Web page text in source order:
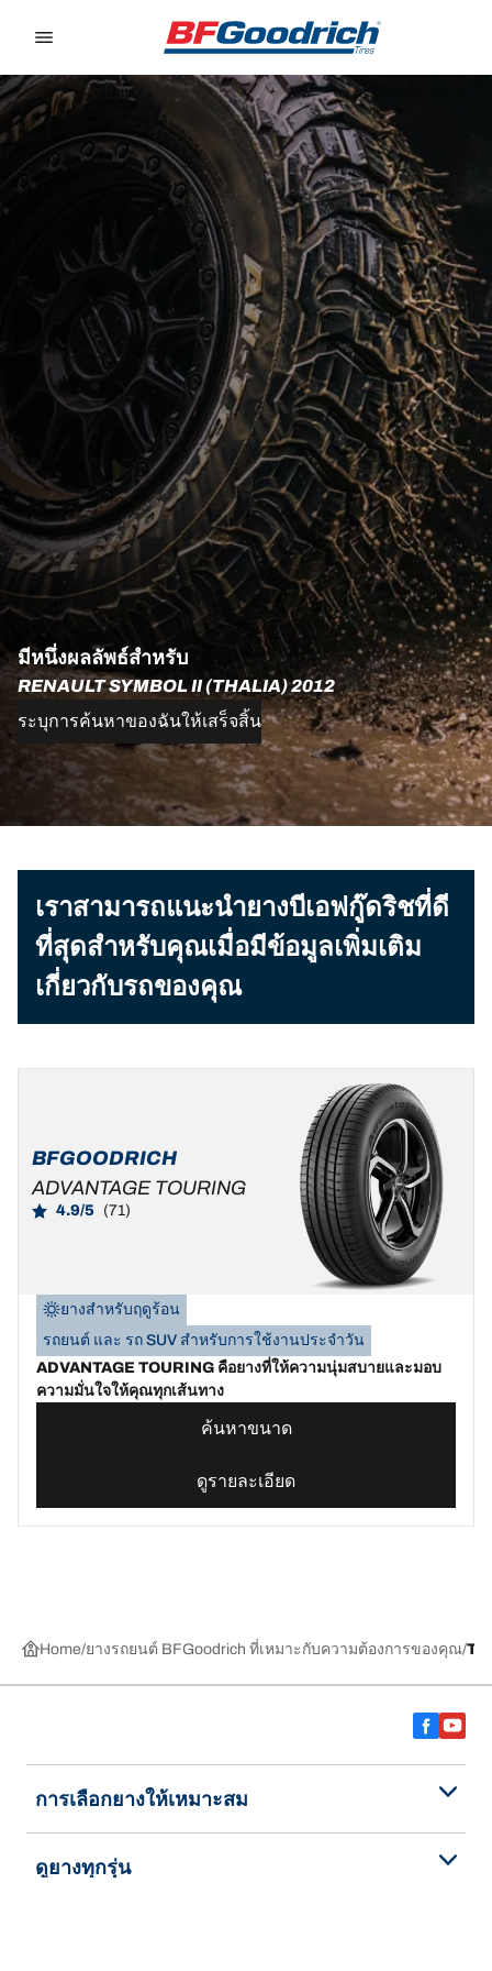
มีหนึ่งผลลัพธ์สำหรับ
RENAULT SYMBOL II (THALIA) 2012
ระบุการค้นหาของฉันให้เสร็จสิ้น
เราสามารถแนะนำยางบีเอฟกู๊ดริชที่ดี
ที่สุดสำหรับคุณเมื่อมีข้อมูลเพิ่มเติม
เกี่ยวกับรถของคุณ
BFGOODRICH
ADVANTAGE TOURING
4.9/5 (71)
ยางสำหรับฤดูร้อน
รถยนต์ และ รถ SUV สำหรับการใช้งานประจำวัน
ADVANTAGE TOURING คือยางที่ให้ความนุ่มสบายและมอบ
ความมั่นใจให้คุณทุกเส้นทาง
ค้นหาขนาด
ดูรายละเอียด
Home ยางรถยนต์ BFGoodrich ที่เหมาะกับความต้องการของคุณ
การเลือกยางให้เหมาะสม
ดูยางทุกรุ่น